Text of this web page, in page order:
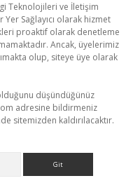
Teknolojileri ve İletişim
Sağlayıcı olarak hizmet
proaktif olarak denetleme
Ancak, üyelerimiz
olup, siteye üye olarak
düşündüğünüz
adresine bildirmeniz
sitemizden kaldırılacaktır.